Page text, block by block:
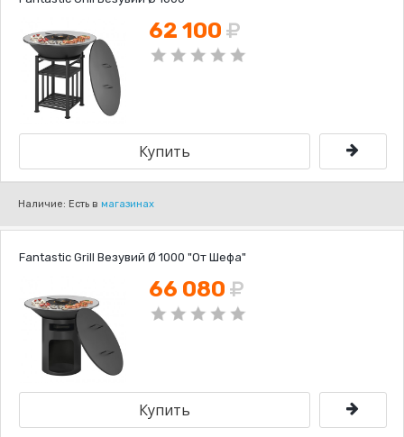
62 100
Наличие: Есть в магазинах
Fantastic Grill Везувий Ø 1000 "От Шефа"
66 080